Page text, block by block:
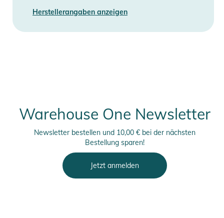
Herstellerangaben anzeigen
Warehouse One Newsletter
Newsletter bestellen und 10,00 € bei der nächsten
Bestellung sparen!
Jetzt anmelden